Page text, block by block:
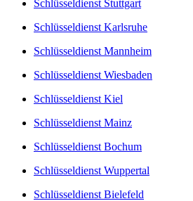
Schlüsseldienst Stuttgart
Schlüsseldienst Karlsruhe
Schlüsseldienst Mannheim
Schlüsseldienst Wiesbaden
Schlüsseldienst Kiel
Schlüsseldienst Mainz
Schlüsseldienst Bochum
Schlüsseldienst Wuppertal
Schlüsseldienst Bielefeld